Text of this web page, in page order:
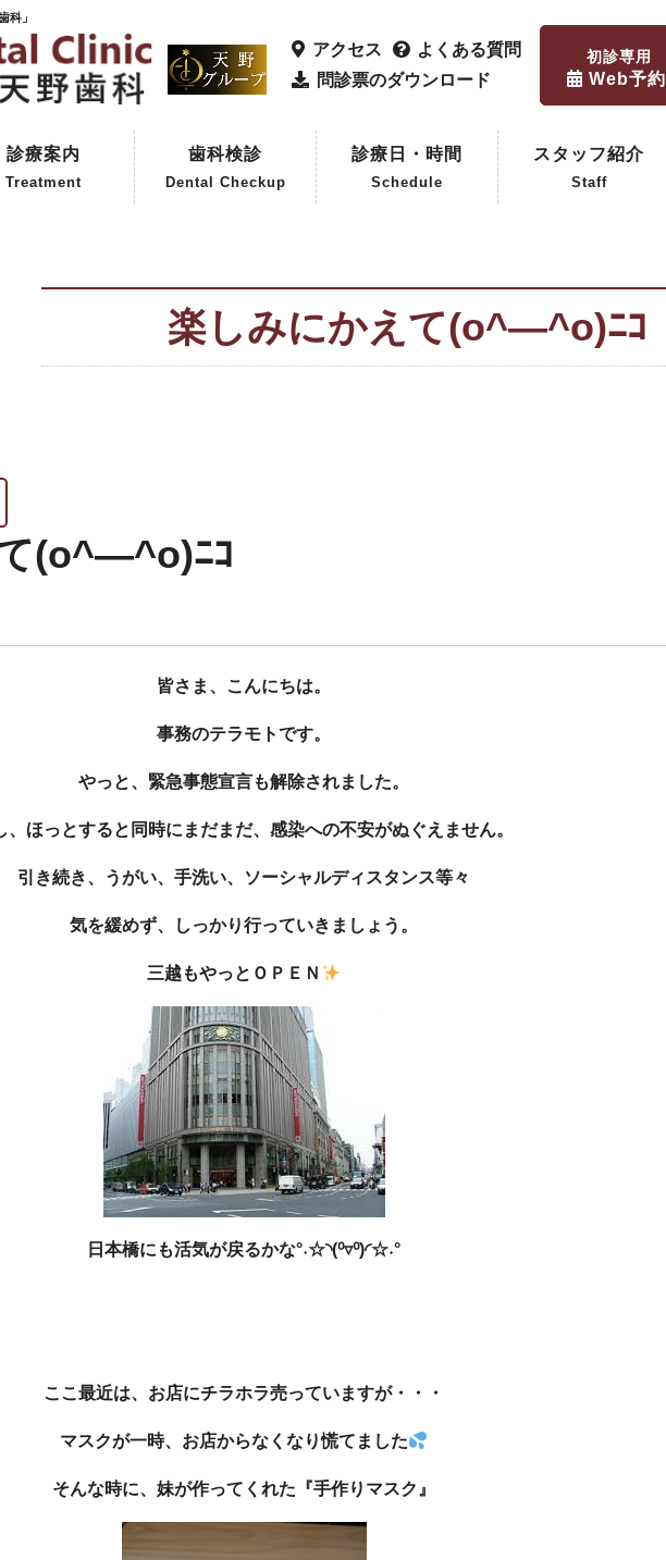
科」
アクセス
よくある質問
問診票のダウンロード
初診専用
Web予約
診療案内
Treatment
歯科検診
Dental Checkup
診療日・時間
Schedule
スタッフ紹介
Staff
楽しみにかえて(o^―^o)ﾆｺ
(o^―^o)ﾆｺ
皆さま、こんにちは。
事務のテラモトです。
やっと、緊急事態宣言も解除されました。
、ほっとすると同時にまだまだ、感染への不安がぬぐえません。
引き続き、うがい、手洗い、ソーシャルディスタンス等々
気を緩めず、しっかり行っていきましょう。
三越もやっとＯＰＥＮ
日本橋にも活気が戻るかな°˖☆◝(⁰▿⁰)◜☆˖°
ここ最近は、お店にチラホラ売っていますが・・・
マスクが一時、お店からなくなり慌てました
そんな時に、妹が作ってくれた『手作りマスク』